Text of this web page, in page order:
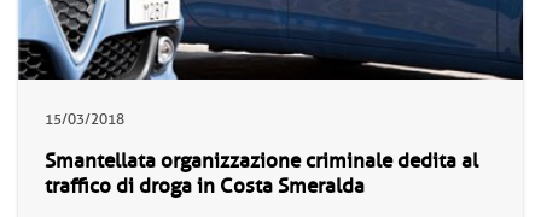
15/03/2018
Smantellata organizzazione criminale dedita al
traffico di droga in Costa Smeralda